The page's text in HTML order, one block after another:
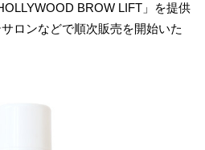
BROW LIFT」を提供
ロンなどで順次販売を開始いた